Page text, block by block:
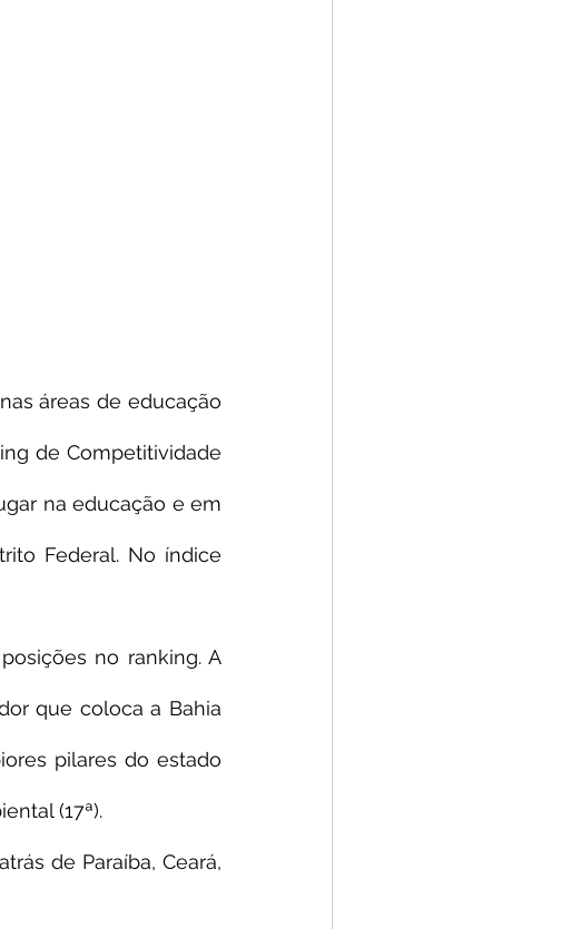
áreas de educação
de Competitividade
na educação e em
Federal. No índice
no ranking. A
que coloca a Bahia
pilares do estado
(17ª).
de Paraíba, Ceará,